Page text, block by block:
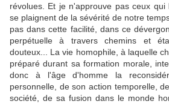
révolues. Et je n'approuve pas ceux
se plaignent de la sévérité de notre
pas dans cette facilité, dans ce
perpétuelle à travers chemins et
douteux... La vie homophile, à laquelle
préparé durant sa formation morale,
donc à l'âge d'homme la
personnelle, de son action temporelle,
société, de sa fusion dans le monde